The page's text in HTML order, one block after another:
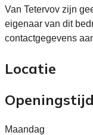
Van Tetervov zijn
eigenaar van dit
contactgegevens
Locatie
Maandag